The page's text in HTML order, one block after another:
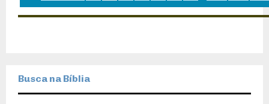
Busca na Bíblia